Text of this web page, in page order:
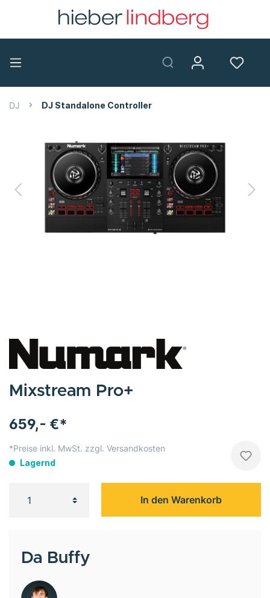
DJ DJ Standalone Controller
659,- €*
*Preise inkl. MwSt. zzgl. Versandkosten
Lagernd
In den Warenkorb
Mixstream Pro+
Da Buffy